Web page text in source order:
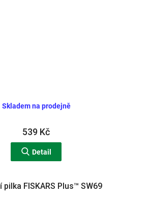
Skladem na prodejně
539 Kč
Detail
pilka FISKARS Plus™ SW69